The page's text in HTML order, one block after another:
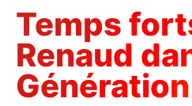
Temps
Renaud